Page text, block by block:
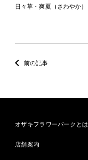
日々草・爽夏（さわやか）
前の記事
オザキフラワーパークとは
店舗案内